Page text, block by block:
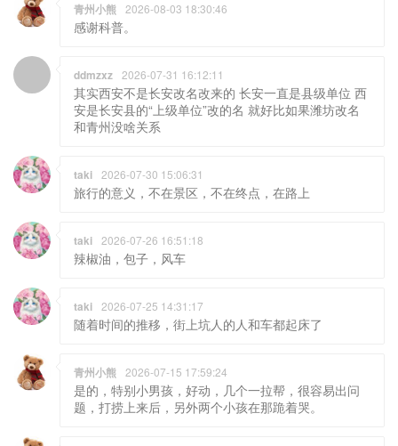
青州小熊 2026-08-03 18:30:46
感谢科普。
ddmzxz 2026-07-31 16:12:11
其实西安不是长安改名改来的 长安一直是县级单位 西
安是长安县的“上级单位”改的名 就好比如果潍坊改名
和青州没啥关系
taki 2026-07-30 15:06:31
旅行的意义，不在景区，不在终点，在路上
taki 2026-07-26 16:51:18
辣椒油，包子，风车
taki 2026-07-25 14:31:17
随着时间的推移，街上坑人的人和车都起床了
青州小熊 2026-07-15 17:59:24
是的，特别小男孩，好动，几个一拉帮，很容易出问
题，打捞上来后，另外两个小孩在那跪着哭。